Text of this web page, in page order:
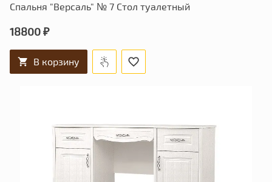
Спальня "Версаль" № 7 Стол туалетный
18800 ₽
В корзину